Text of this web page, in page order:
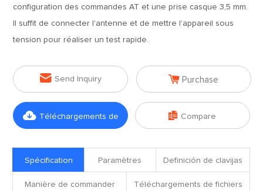
configuration des commandes AT et une prise casque 3,5 mm.
Il suffit de connecter l'antenne et de mettre l'appareil sous
tension pour réaliser un test rapide.
 Send Inquiry  Purchase
 Téléchargements de  Compare
Spécification Paramètres Definición de clavijas
Manière de commander Téléchargements de fichiers